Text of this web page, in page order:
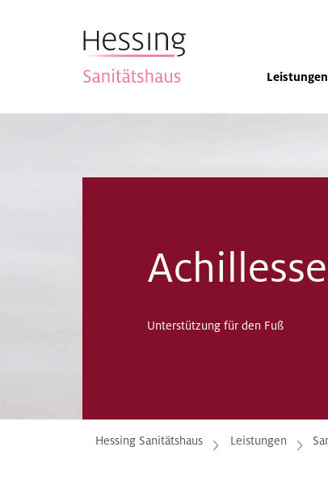
Leistungen
Unterstützung für den Fuß
Hessing Sanitätshaus Leistungen